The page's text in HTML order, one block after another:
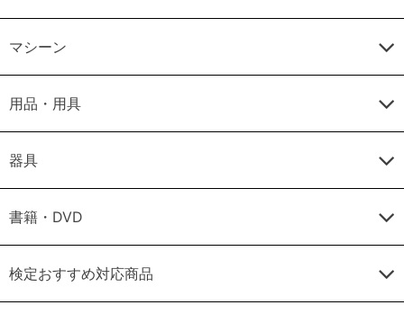
マシーン
用品・用具
器具
書籍・DVD
検定おすすめ対応商品